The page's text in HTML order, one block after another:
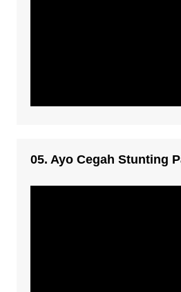
05. Ayo Cegah Stunting